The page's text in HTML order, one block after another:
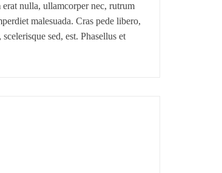
nulla, ullamcorper nec, rutrum
malesuada. Cras pede libero,
sed, est. Phasellus et